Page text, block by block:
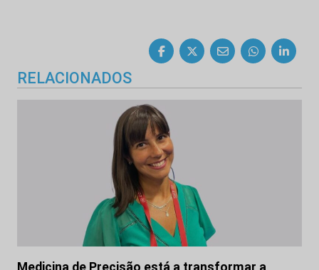
RELACIONADOS
Medicina de Precisão está a transformar a